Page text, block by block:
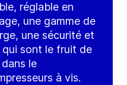
réglable en
une gamme de
une sécurité et
qui sont le fruit de
dans le
à vis.